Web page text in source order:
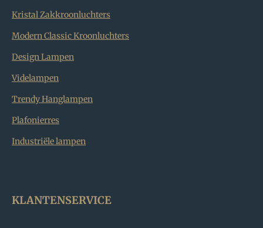
Kristal Zakkroonluchters
Modern Classic Kroonluchters
Design Lampen
Videlampen
Trendy Hanglampen
Plafonierres
Industriële lampen
KLANTENSERVICE